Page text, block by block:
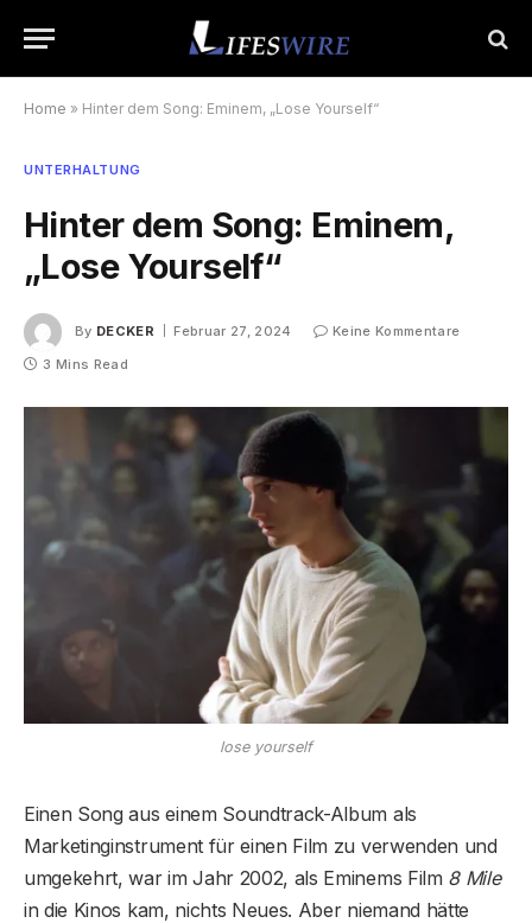
Home » Hinter dem Song: Eminem, „Lose Yourself“
UNTERHALTUNG
Hinter dem Song: Eminem,
„Lose Yourself“
By DECKER Februar 27, 2024
Keine Kommentare
3 Mins Read
lose yourself
Einen Song aus einem Soundtrack-Album als
Marketinginstrument für einen Film zu verwenden und
umgekehrt, war im Jahr 2002, als Eminems Film 8 Mile
in die Kinos kam, nichts Neues. Aber niemand hätte